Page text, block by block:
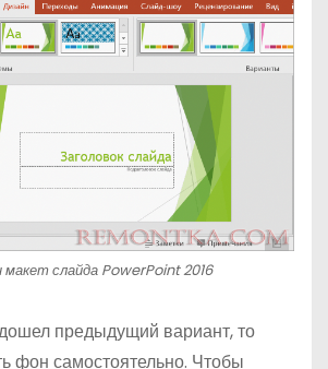
макет слайда PowerPoint 2016
предыдущий вариант, то
фон самостоятельно. Чтобы